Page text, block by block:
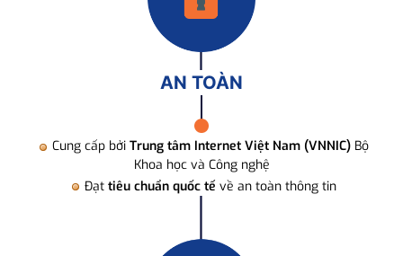
AN TOÀN
Cung cấp bởi Trung tâm Internet Việt Nam (VNNIC) Bộ
Khoa học và Công nghệ
Đạt tiêu chuẩn quốc tế về an toàn thông tin